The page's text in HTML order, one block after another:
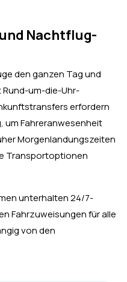
Nachtflug-
den ganzen Tag und
um-die-Uhr-
erfordern
um Fahreranwesenheit
Morgenlandungszeiten
Transportoptionen
unterhalten 24/7-
Fahrzuweisungen für alle
von den